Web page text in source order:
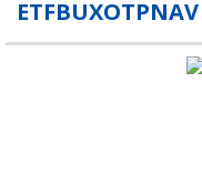
ETFBUXOTPNAV